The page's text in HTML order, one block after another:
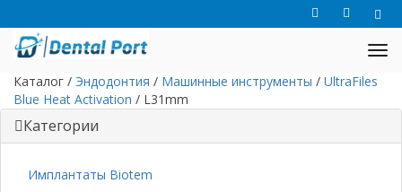
Каталог / Эндодонтия / Машинные инструменты / UltraFiles
Blue Heat Activation / L31mm
Категории
Имплантаты Biotem